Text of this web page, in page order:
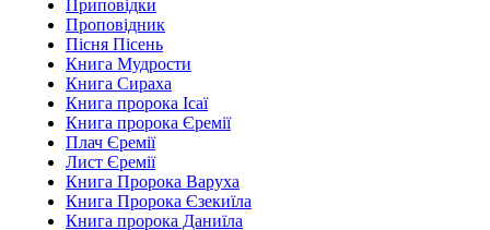
Приповідки
Проповідник
Пісня Пісень
Книга Мудрости
Книга Сираха
Книга пророка Ісаї
Книга пророка Єремії
Плач Єремії
Лист Єремії
Книга Пророка Варуха
Книга Пророка Єзекиїла
Книга пророка Даниїла